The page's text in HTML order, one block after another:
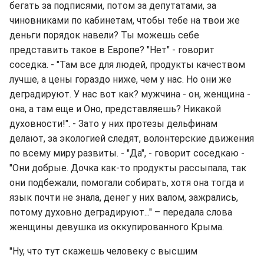
бегать за подписями, потом за депутатами, за
чиновниками по кабинетам, чтобы тебе на твои же
деньги порядок навели? Ты можешь себе
представить такое в Европе? "Нет" - говорит
соседка. - "Там все для людей, продукты качеством
лучше, а цены гораздо ниже, чем у нас. Но они же
деградируют. У нас вот как? мужчина - он, женщина -
она, а там еще и Оно, представляешь? Никакой
духовности!". - Зато у них протезы дельфинам
делают, за экологией следят, волонтерские движения
по всему миру развиты. - "Да", - говорит соседкаю -
"Они добрые. Дочка как-то продукты рассыпала, так
они подбежали, помогали собирать, хотя она тогда и
язык почти не знала, денег у них валом, зажрались,
потому духовно деградируют..." – передала слова
женщины девушка из оккупированного Крыма.
"Ну, что тут скажешь человеку с высшим